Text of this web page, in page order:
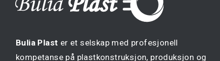
Bulia Plast er et selskap med profesjonell
kompetanse på plastkonstruksjon, produksjon og